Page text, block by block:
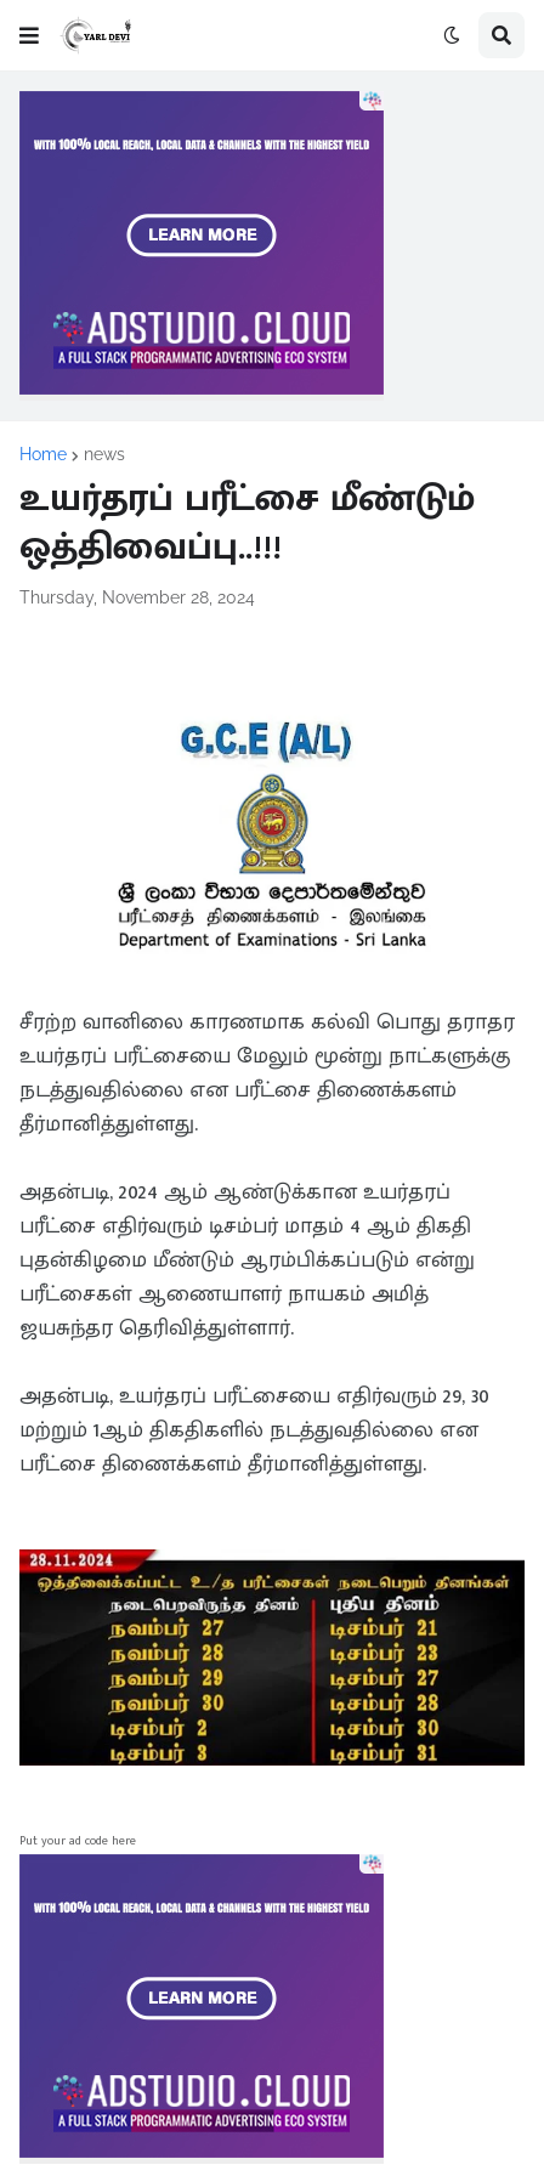
Home news
உயர்தரப் பரீட்சை மீண்டும்
ஒத்திவைப்பு..!!!
Thursday, November 28, 2024
சீரற்ற வானிலை காரணமாக கல்வி பொது தராதர
உயர்தரப் பரீட்சையை மேலும் மூன்று நாட்களுக்கு
நடத்துவதில்லை என பரீட்சை திணைக்களம்
தீர்மானித்துள்ளது.
அதன்படி, 2024 ஆம் ஆண்டுக்கான உயர்தரப்
பரீட்சை எதிர்வரும் டிசம்பர் மாதம் 4 ஆம் திகதி
புதன்கிழமை மீண்டும் ஆரம்பிக்கப்படும் என்று
பரீட்சைகள் ஆணையாளர் நாயகம் அமித்
ஜயசுந்தர தெரிவித்துள்ளார்.
அதன்படி, உயர்தரப் பரீட்சையை எதிர்வரும் 29, 30
மற்றும் 1ஆம் திகதிகளில் நடத்துவதில்லை என
பரீட்சை திணைக்களம் தீர்மானித்துள்ளது.
Put your ad code here